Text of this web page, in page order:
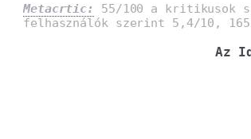
Metacrtic:
55/100 a kritikusok
felhasználók szerint 5,4/10,
Az